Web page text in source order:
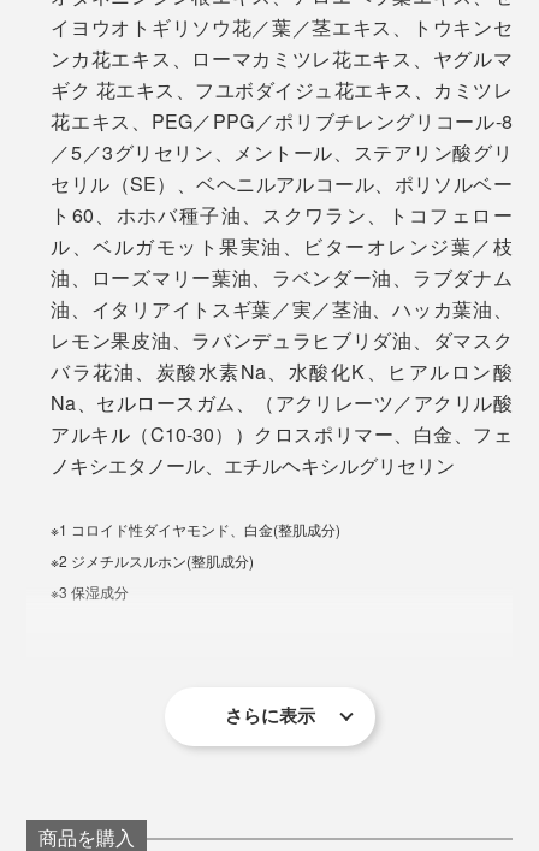
ベネクス リカバリーウエアはこちら＞
ベネクス ブランドストーリーはこちら＞
編集・山口は原稿書きで頭がパンパンになってきた夕方
ごろ、こめかみや耳周りに塗るのがお気に入り。「 スー
パータントン 」と一緒に使うと、モヤがかった頭のなか
がスッキリ晴れるようです！
イヨウオトギリソウ花／葉／茎エキス、トウキンセ
ンカ花エキス、ローマカミツレ花エキス、ヤグルマ
ギク 花エキス、フユボダイジュ花エキス、カミツレ
花エキス、PEG／PPG／ポリブチレングリコール-8
／5／3グリセリン、メントール、ステアリン酸グリ
セリル（SE）、ベヘニルアルコール、ポリソルベー
ト60、ホホバ種子油、スクワラン、トコフェロー
ル、ベルガモット果実油、ビターオレンジ葉／枝
油、ローズマリー葉油、ラベンダー油、ラブダナム
油、イタリアイトスギ葉／実／茎油、ハッカ葉油、
レモン果皮油、ラバンデュラヒブリダ油、ダマスク
バラ花油、炭酸水素Na、水酸化K、ヒアルロン酸
Na、セルロースガム、（アクリレーツ／アクリル酸
アルキル（C10-30））クロスポリマー、白金、フェ
ノキシエタノール、エチルヘキシルグリセリン
※1 コロイド性ダイヤモンド、白金(整肌成分)
※2 ジメチルスルホン(整肌成分)
※3 保湿成分
傷やはれもの、しっしん等、異常のある部位には使
常温で保管してください。極端に高温または低温の
さらに表示
商品を購入